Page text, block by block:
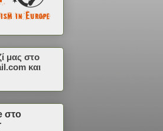
μας στο
και
στο